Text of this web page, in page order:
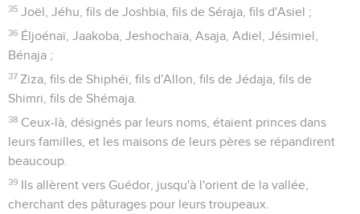
35 Joël, Jéhu, fils de Joshbia, fils de Séraja, fils d'Asiel ;
36 Éljoénaï, Jaakoba, Jeshochaïa, Asaja, Adiel, Jésimiel,
Bénaja ;
37 Ziza, fils de Shiphéï, fils d'Allon, fils de Jédaja, fils de
Shimri, fils de Shémaja.
38 Ceux-là, désignés par leurs noms, étaient princes dans
leurs familles, et les maisons de leurs pères se répandirent
beaucoup.
39 Ils allèrent vers Guédor, jusqu'à l'orient de la vallée,
cherchant des pâturages pour leurs troupeaux.